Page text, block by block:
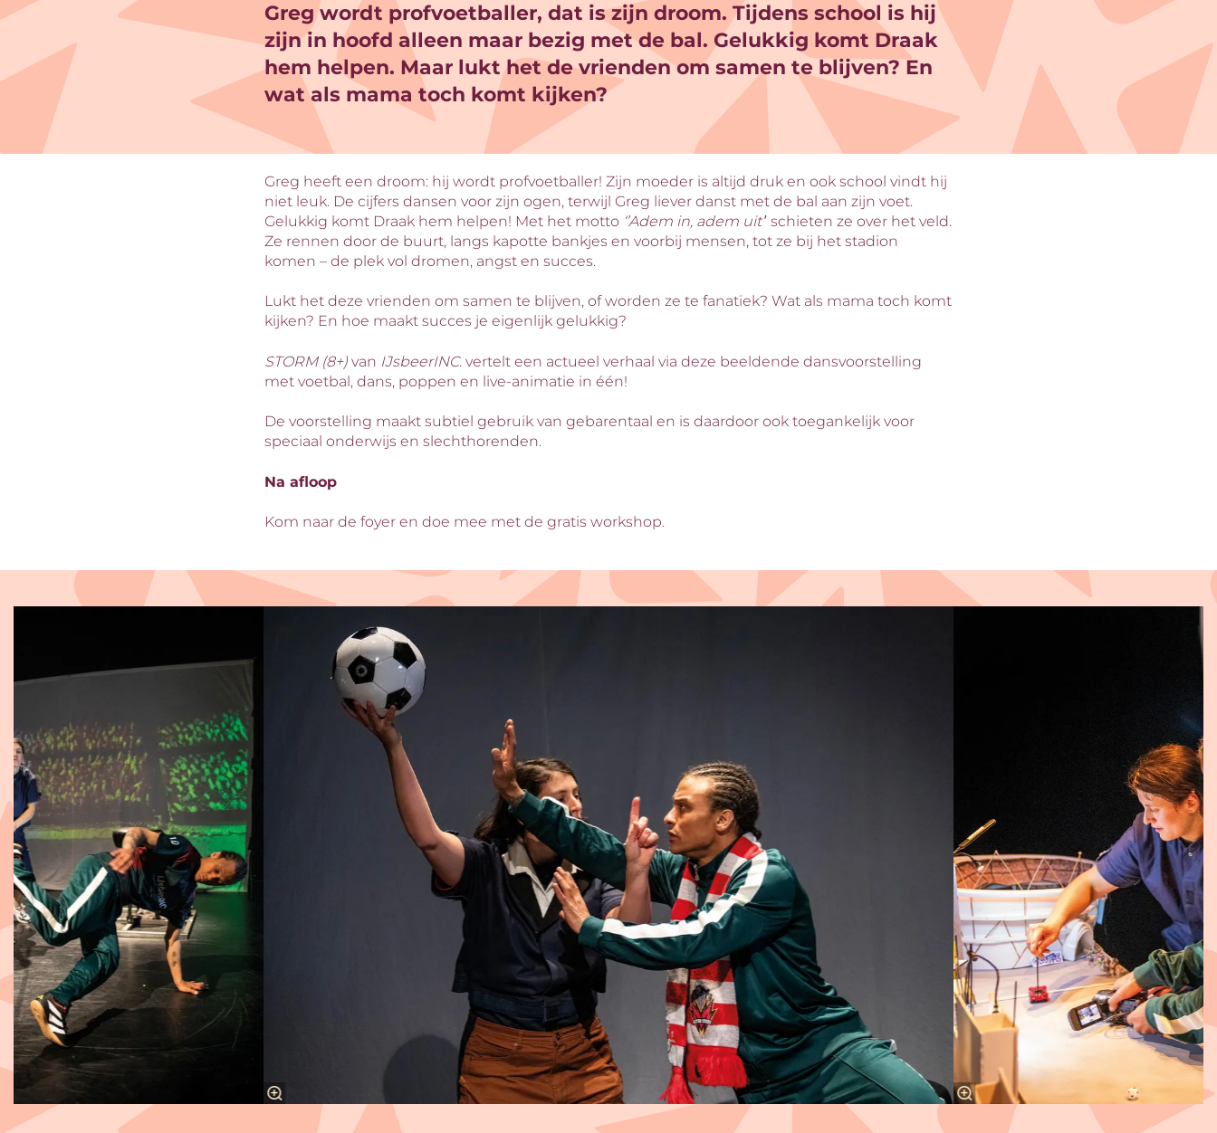
Greg wordt profvoetballer, dat is zijn droom. Tijdens school is hij
zijn in hoofd alleen maar bezig met de bal. Gelukkig komt Draak
hem helpen. Maar lukt het de vrienden om samen te blijven? En
wat als mama toch komt kijken?
Greg heeft een droom: hij wordt profvoetballer! Zijn moeder is altijd druk en ook school vindt hij
niet leuk. De cijfers dansen voor zijn ogen, terwijl Greg liever danst met de bal aan zijn voet.
Gelukkig komt Draak hem helpen! Met het motto ‘’Adem in, adem uit’’ schieten ze over het veld.
Ze rennen door de buurt, langs kapotte bankjes en voorbij mensen, tot ze bij het stadion
komen – de plek vol dromen, angst en succes.
Lukt het deze vrienden om samen te blijven, of worden ze te fanatiek? Wat als mama toch komt
kijken? En hoe maakt succes je eigenlijk gelukkig?
STORM (8+) van IJsbeerINC. vertelt een actueel verhaal via deze beeldende dansvoorstelling
met voetbal, dans, poppen en live-animatie in één!
De voorstelling maakt subtiel gebruik van gebarentaal en is daardoor ook toegankelijk voor
speciaal onderwijs en slechthorenden.
Na afloop
Kom naar de foyer en doe mee met de gratis workshop.
Inzoomen